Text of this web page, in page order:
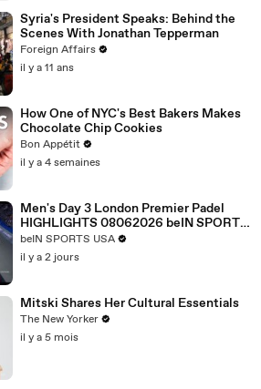
Syria's President Speaks: Behind the
Scenes With Jonathan Tepperman
Foreign Affairs
il y a 11 ans
How One of NYC's Best Bakers Makes
Chocolate Chip Cookies
Bon Appétit
il y a 4 semaines
Men's Day 3 London Premier Padel
HIGHLIGHTS 08062026 beIN SPORTS
USA.mp4
beIN SPORTS USA
il y a 2 jours
Mitski Shares Her Cultural Essentials
The New Yorker
il y a 5 mois